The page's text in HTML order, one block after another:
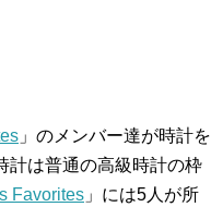
」のメンバー達が時計を
計は普通の高級時計の枠
Favorites 」には5人が所